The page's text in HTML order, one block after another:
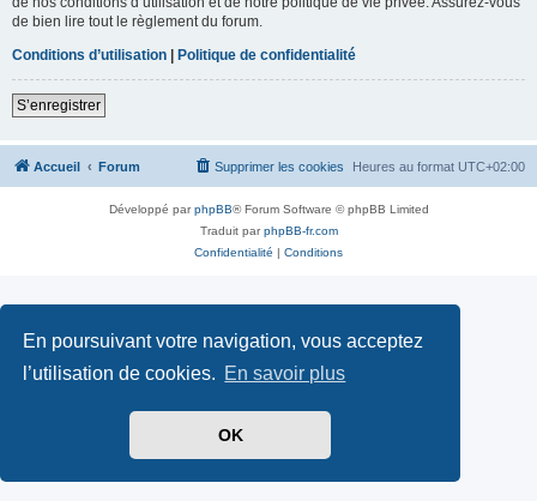
En poursuivant votre navigation, vous acceptez
l’utilisation de cookies. En savoir plus
OK
de bien lire tout le règlement du forum.
Conditions d’utilisation | Politique de confidentialité
S’enregistrer
Accueil Forum Heures au format UTC+02:00
Supprimer les cookies
Développé parphpBB® Forum Software © phpBB Limited
Traduit parphpBB-fr.com
Confidentialité | Conditions